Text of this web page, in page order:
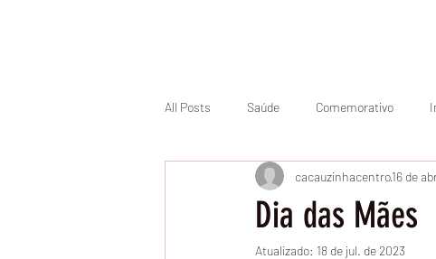
All Posts Saúde Comemorativo
Dia das Mães
cacauzinhacentro16 de
Atualizado: 18 de jul. de 2023